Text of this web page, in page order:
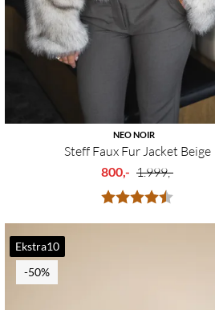
Karakter:
NEO NOIR
Steff Faux Fur Jacket Beige
800,- 1.999,-
Ekstra10
-50%